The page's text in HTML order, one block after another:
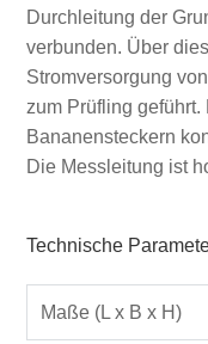
Durchleitung der
verbunden. Über
Stromversorgung
zum Prüfling
Bananensteckern
Die Messleitung ist
Technische
Maße (L x B x H)